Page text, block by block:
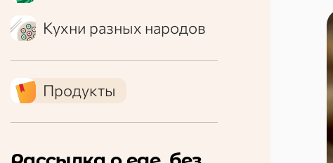
Кухни разных народов
Продукты